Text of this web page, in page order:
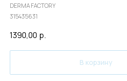
DERMA FACTORY
315435631
1390,00 р.
В корзину